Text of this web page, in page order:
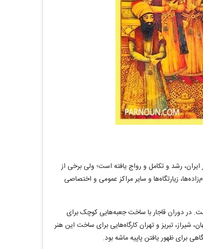
ایران، رشد و تکامل و رواج یافته است؛ ولی برخی از
زیارتگاه‌ها و سایر مراکز عمومی و اختصاصی
در دوران قاجار با ساخت جعبه‌هایی کوچک برای
شیراز، تبریز و تهران کارگاه‌هایی برای ساخت این هنر
برای ظهور یافتن پاپیه ماشه بود.